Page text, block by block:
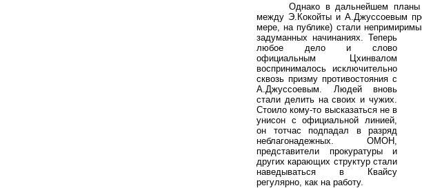
Однако в дальнейшем планы
между Э.Кокойты и А.Джуссоевым
мере, на публике) стали
задуманных начинаниях. Теперь
любое дело и слово
официальным Цхинвалом
воспринималось исключительно
сквозь призму противостояния с
А.Джуссоевым. Людей вновь
стали делить на своих и чужих.
Стоило кому-то высказаться не в
унисон с официальной линией,
он тотчас подпадал в разряд
неблагонадежных. ОМОН,
представители прокуратуры и
других карающих структур стали
наведываться в Квайсу
регулярно, как на работу.